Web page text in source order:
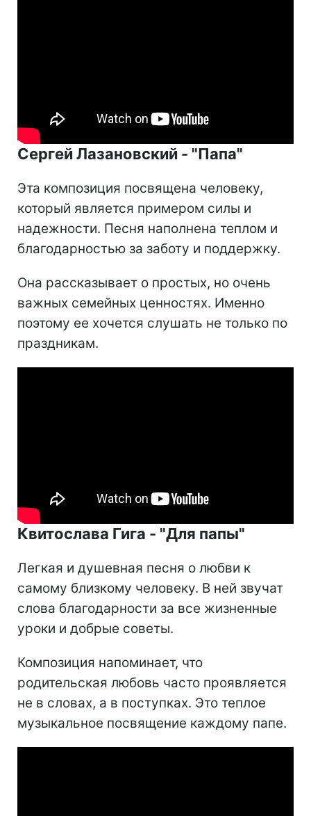
Сергей Лазановский - "Папа"
Эта композиция посвящена человеку,
который является примером силы и
надежности. Песня наполнена теплом и
благодарностью за заботу и поддержку.
Она рассказывает о простых, но очень
важных семейных ценностях. Именно
поэтому ее хочется слушать не только по
праздникам.
Квитослава Гига - "Для папы"
Легкая и душевная песня о любви к
самому близкому человеку. В ней звучат
слова благодарности за все жизненные
уроки и добрые советы.
Композиция напоминает, что
родительская любовь часто проявляется
не в словах, а в поступках. Это теплое
музыкальное посвящение каждому папе.